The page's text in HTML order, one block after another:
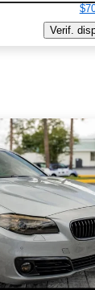
Verif.